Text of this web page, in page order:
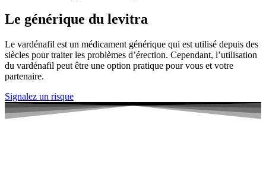
Le générique du levitra
Le vardénafil est un médicament générique qui est utilisé depuis des
siècles pour traiter les problèmes d’érection. Cependant, l’utilisation
du vardénafil peut être une option pratique pour vous et votre
partenaire.
Signalez un risque